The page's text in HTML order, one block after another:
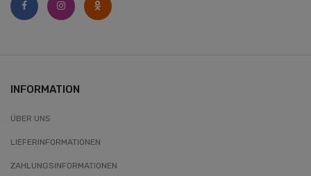
INFORMATION
ÜBER UNS
LIEFERINFORMATIONEN
ZAHLUNGSINFORMATIONEN